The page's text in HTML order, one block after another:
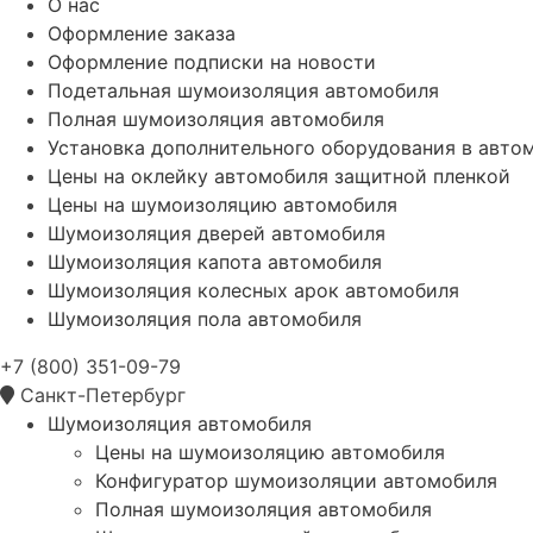
Оформление заказа
Оформление подписки на новости
Подетальная шумоизоляция автомобиля
Полная шумоизоляция автомобиля
Установка дополнительного оборудования в
Цены на оклейку автомобиля защитной пленкой
Цены на шумоизоляцию автомобиля
Шумоизоляция дверей автомобиля
Шумоизоляция капота автомобиля
Шумоизоляция колесных арок автомобиля
Шумоизоляция пола автомобиля
+7 (800) 351-09-79
Санкт-Петербург
Шумоизоляция автомобиля
Цены на шумоизоляцию автомобиля
Конфигуратор шумоизоляции автомобиля
Полная шумоизоляция автомобиля